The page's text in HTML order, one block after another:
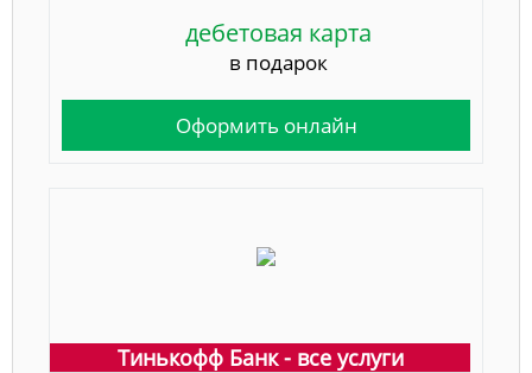
дебетовая карта
в подарок
Оформить онлайн
Тинькофф Банк - все услуги